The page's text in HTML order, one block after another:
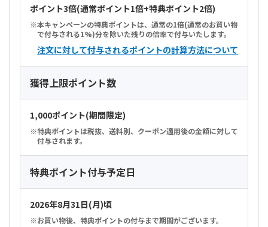
ポイント3倍(通常ポイント1倍+特典ポイント2倍)
本キャンペーンの特典ポイントは、通常の1倍(通常のお買い物
で付与される1%)分を除いた残りの倍率で付与いたします。
注文に対して付与されるポイントの計算方法について
獲得上限ポイント数
1,000ポイント(期間限定)
特典ポイントは税抜、送料別、クーポン適用後の金額に対して
付与されます。
特典ポイント付与予定日
2026年8月31日(月)頃
お買い物後、特典ポイントの付与まで期間がございます。